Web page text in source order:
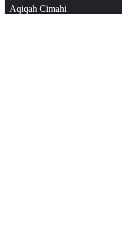
Aqiqah Cimahi